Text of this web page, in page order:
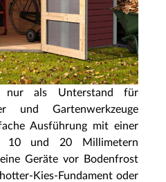
nur als Unterstand für
und Gartenwerkzeuge
Ausführung mit einer
10 und 20 Millimetern
Geräte vor Bodenfrost
Kies-Fundament oder